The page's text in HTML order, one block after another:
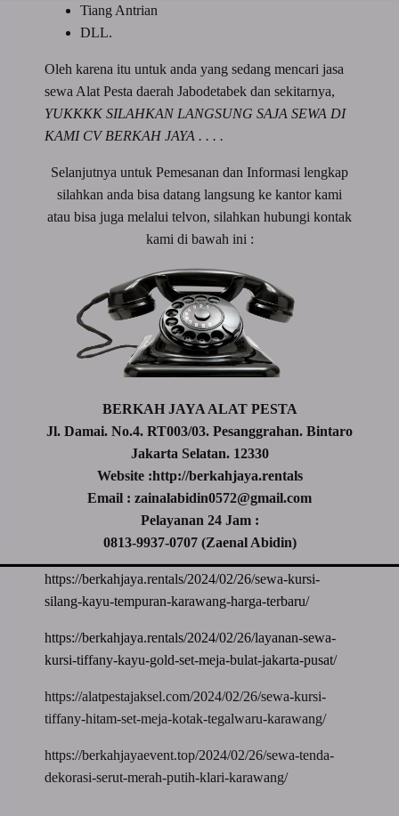
Tiang Antrian
DLL.
Oleh karena itu untuk anda yang sedang mencari jasa
sewa Alat Pesta daerah Jabodetabek dan sekitarnya,
YUKKKK SILAHKAN LANGSUNG SAJA SEWA DI
KAMI CV BERKAH JAYA . . . .
Selanjutnya untuk Pemesanan dan Informasi lengkap
silahkan anda bisa datang langsung ke kantor kami
atau bisa juga melalui telvon, silahkan hubungi kontak
kami di bawah ini :
BERKAH JAYA ALAT PESTA
Jl. Damai. No.4. RT003/03. Pesanggrahan. Bintaro
Jakarta Selatan. 12330
Website :http://berkahjaya.rentals
Email : zainalabidin0572@gmail.com
Pelayanan 24 Jam :
0813-9937-0707 (Zaenal Abidin)
https://berkahjaya.rentals/2024/02/26/sewa-kursi-
silang-kayu-tempuran-karawang-harga-terbaru/
https://berkahjaya.rentals/2024/02/26/layanan-sewa-
kursi-tiffany-kayu-gold-set-meja-bulat-jakarta-pusat/
https://alatpestajaksel.com/2024/02/26/sewa-kursi-
tiffany-hitam-set-meja-kotak-tegalwaru-karawang/
https://berkahjayaevent.top/2024/02/26/sewa-tenda-
dekorasi-serut-merah-putih-klari-karawang/